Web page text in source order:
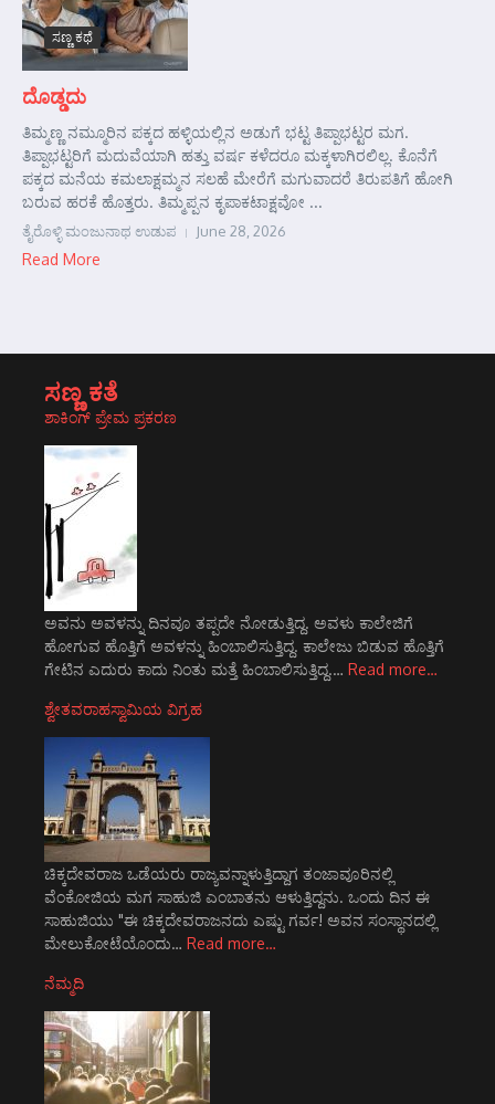
ಸಣ್ಣ ಕಥೆ
ದೊಡ್ಡದು
ತಿಮ್ಮಣ್ಣ ನಮ್ಮೂರಿನ ಪಕ್ಕದ ಹಳ್ಳಿಯಲ್ಲಿನ ಅಡುಗೆ ಭಟ್ಟ ತಿಪ್ಪಾಭಟ್ಟರ ಮಗ.
ತಿಪ್ಪಾಭಟ್ಟರಿಗೆ ಮದುವೆಯಾಗಿ ಹತ್ತು ವರ್ಷ ಕಳೆದರೂ ಮಕ್ಕಳಾಗಿರಲಿಲ್ಲ. ಕೊನೆಗೆ
ಪಕ್ಕದ ಮನೆಯ ಕಮಲಾಕ್ಷಮ್ಮನ ಸಲಹೆ ಮೇರೆಗೆ ಮಗುವಾದರೆ ತಿರುಪತಿಗೆ ಹೋಗಿ
ಬರುವ ಹರಕೆ ಹೊತ್ತರು. ತಿಮ್ಮಪ್ಪನ ಕೃಪಾಕಟಾಕ್ಷವೋ ...
ತೈರೊಳ್ಳಿ ಮಂಜುನಾಥ ಉಡುಪ June 28, 2026
Read More
ಸಣ್ಣ ಕತೆ
ಶಾಕಿಂಗ್ ಪ್ರೇಮ ಪ್ರಕರಣ
ಅವನು ಅವಳನ್ನು ದಿನವೂ ತಪ್ಪದೇ ನೋಡುತ್ತಿದ್ದ. ಅವಳು ಕಾಲೇಜಿಗೆ
ಹೋಗುವ ಹೊತ್ತಿಗೆ ಅವಳನ್ನು ಹಿಂಬಾಲಿಸುತ್ತಿದ್ದ. ಕಾಲೇಜು ಬಿಡುವ ಹೊತ್ತಿಗೆ
ಗೇಟಿನ ಎದುರು ಕಾದು ನಿಂತು ಮತ್ತೆ ಹಿಂಬಾಲಿಸುತ್ತಿದ್ದ.… Read more…
ಶ್ವೇತವರಾಹಸ್ವಾಮಿಯ ವಿಗ್ರಹ
ಚಿಕ್ಕದೇವರಾಜ ಒಡೆಯರು ರಾಜ್ಯವನ್ನಾಳುತ್ತಿದ್ದಾಗ ತಂಜಾವೂರಿನಲ್ಲಿ
ವೆಂಕೋಜಿಯ ಮಗ ಸಾಹುಜಿ ಎಂಬಾತನು ಆಳುತ್ತಿದ್ದನು. ಒಂದು ದಿನ ಈ
ಸಾಹುಜಿಯು "ಈ ಚಿಕ್ಕದೇವರಾಜನದು ಎಷ್ಟು ಗರ್ವ! ಅವನ ಸಂಸ್ಥಾನದಲ್ಲಿ
ಮೇಲುಕೋಟೆಯೊಂದು… Read more…
ನೆಮ್ಮದಿ